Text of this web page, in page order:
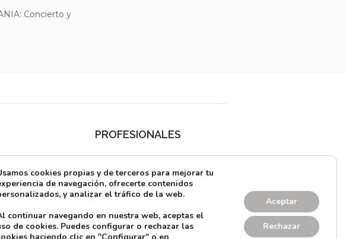
Concierto y
tratamiento
PROFESIONALES
Prensa
Directorio
CONTACTO
cookies propias y de terceros para mejorar tu
de navegación, ofrecerte contenidos
y analizar el tráfico de la web.
continuar navegando en nuestra web, aceptas el
de cookies. Puedes configurar o rechazar las
Aceptar
Rechazar